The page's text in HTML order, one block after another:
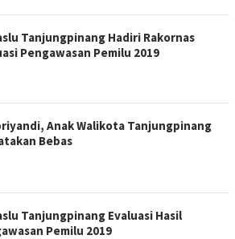
Tanjungpinang Hadiri Rakornas
Pengawasan Pemilu 2019
Anak Walikota Tanjungpinang
Bebas
Tanjungpinang Evaluasi Hasil
Pemilu 2019